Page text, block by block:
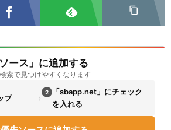
ース」に追加する
索で見つけやすくなります
プ › 2
「sbapp.net」にチェック
を入れる